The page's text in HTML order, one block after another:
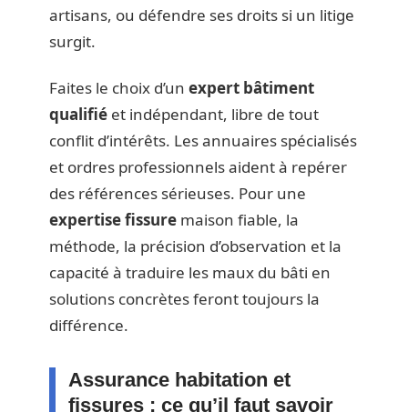
artisans, ou défendre ses droits si un litige
surgit.
Faites le choix d’un expert bâtiment
qualifié et indépendant, libre de tout
conflit d’intérêts. Les annuaires spécialisés
et ordres professionnels aident à repérer
des références sérieuses. Pour une
expertise fissure maison fiable, la
méthode, la précision d’observation et la
capacité à traduire les maux du bâti en
solutions concrètes feront toujours la
différence.
Assurance habitation et
fissures : ce qu’il faut savoir